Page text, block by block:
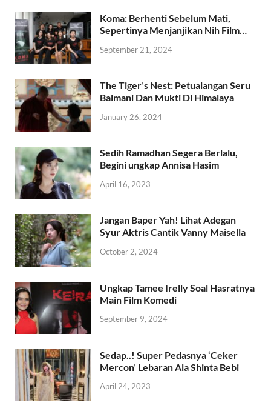
Koma: Berhenti Sebelum Mati,
Sepertinya Menjanjikan Nih Film…
September 21, 2024
The Tiger’s Nest: Petualangan Seru
Balmani Dan Mukti Di Himalaya
January 26, 2024
Sedih Ramadhan Segera Berlalu,
Begini ungkap Annisa Hasim
April 16, 2023
Jangan Baper Yah! Lihat Adegan
Syur Aktris Cantik Vanny Maisella
October 2, 2024
Ungkap Tamee Irelly Soal Hasratnya
Main Film Komedi
September 9, 2024
Sedap..! Super Pedasnya ‘Ceker
Mercon’ Lebaran Ala Shinta Bebi
April 24, 2023